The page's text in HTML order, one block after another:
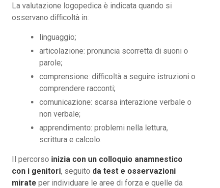
La valutazione logopedica è indicata quando si
osservano difficoltà in:
linguaggio;
articolazione: pronuncia scorretta di suoni o
parole;
comprensione: difficoltà a seguire istruzioni o
comprendere racconti;
comunicazione: scarsa interazione verbale o
non verbale;
apprendimento: problemi nella lettura,
scrittura e calcolo.
Il percorso inizia con un colloquio anamnestico
con i genitori, seguito da test e osservazioni
mirate per individuare le aree di forza e quelle da